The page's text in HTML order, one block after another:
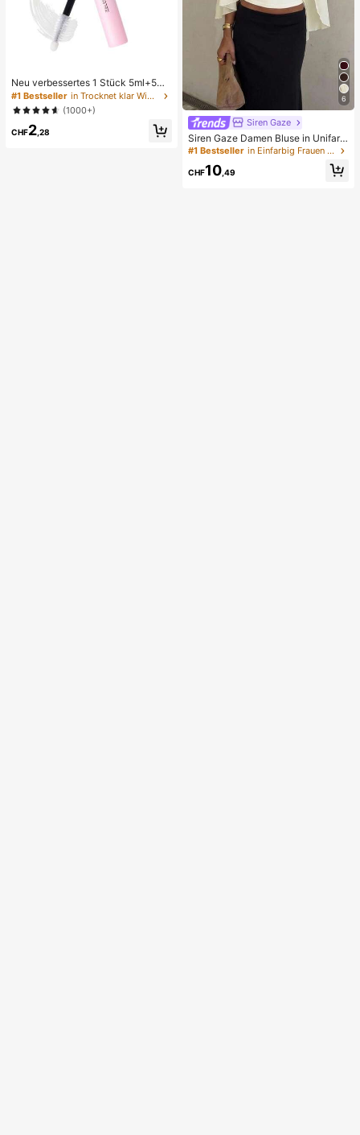
Neu verbessertes 1 Stück 5ml+5ml
Wimpernkleber, wasserfester doppe
lseitiger Wimpernkleber, verstärkt k
ünstliche Wimpern, erzeugt perfekt
es Make-up, ein Muss
#1 Bestseller
in Trocknet klar Wimpernkleber
(1000+)
CHF2 ,28
6
Siren Gaze
Siren Gaze Damen Bluse in Unifarb
e mit tiefem V-Ausschnitt, plissiert, l
ässig, vielseitig, für den täglichen G
ebrauch
#1 Bestseller in Einfarbig Frauen Blusen
CHF10 ,49